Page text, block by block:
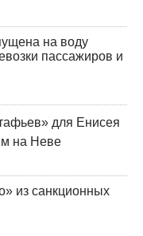
на воду
пассажиров и
для Енисея
на Неве
из санкционных